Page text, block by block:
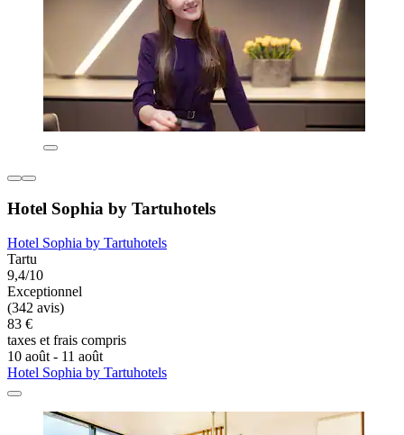
Hotel Sophia by Tartuhotels
Hotel Sophia by Tartuhotels
Tartu
9,4/10
Exceptionnel
(342 avis)
83 €
taxes et frais compris
10 août - 11 août
Hotel Sophia by Tartuhotels